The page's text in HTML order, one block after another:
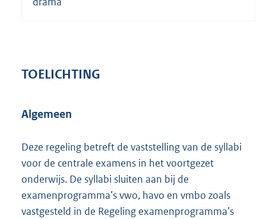
TOELICHTING
Algemeen
Deze regeling betreft de vaststelling van de syllabi
voor de centrale examens in het voortgezet
onderwijs. De syllabi sluiten aan bij de
examenprogramma’s vwo, havo en vmbo zoals
vastgesteld in de Regeling examenprogramma’s